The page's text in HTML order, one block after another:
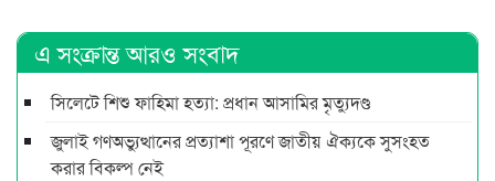
এ সংক্রান্ত আরও সংবাদ
সিলেটে শিশু ফাহিমা হত্যা: প্রধান আসামির মৃত্যুদণ্ড
জুলাই গণঅভ্যুত্থানের প্রত্যাশা পূরণে জাতীয় ঐক্যকে সুসংহত
করার বিকল্প নেই